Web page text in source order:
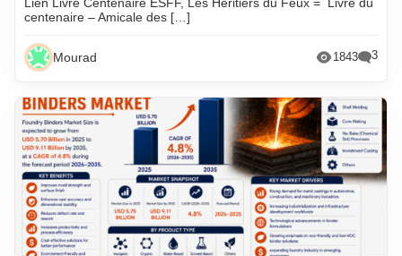
centenaire – Amicale des […]
Mourad 1843 3